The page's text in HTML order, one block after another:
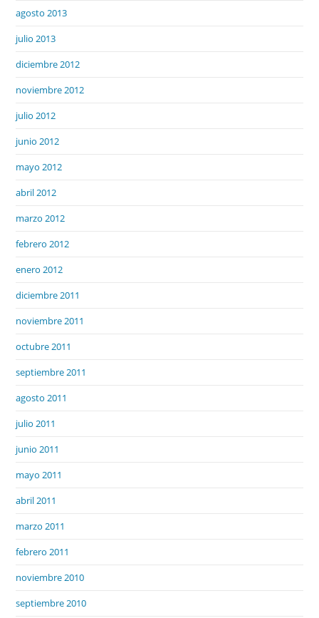
agosto 2013
julio 2013
diciembre 2012
noviembre 2012
julio 2012
junio 2012
mayo 2012
abril 2012
marzo 2012
febrero 2012
enero 2012
diciembre 2011
noviembre 2011
octubre 2011
septiembre 2011
agosto 2011
julio 2011
junio 2011
mayo 2011
abril 2011
marzo 2011
febrero 2011
noviembre 2010
septiembre 2010